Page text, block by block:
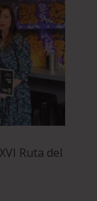
Ruta del